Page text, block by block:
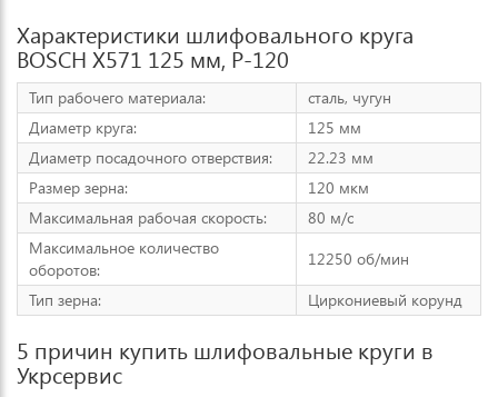
Характеристики шлифовального круга
BOSCH X571 125 мм, P-120
Тип рабочего материала:
сталь, чугун
Диаметр круга:
125 мм
Диаметр посадочного отверствия:
22.23 мм
Размер зерна:
120 мкм
Максимальная рабочая скорость:
80 м/с
Максимальное количество
оборотов:
12250 об/мин
Тип зерна:
Циркониевый корунд
5 причин купить шлифовальные круги в
Укрсервис